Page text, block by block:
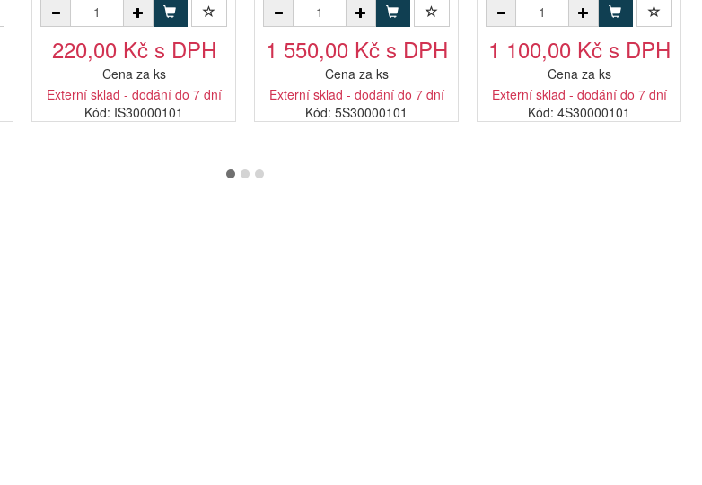
220,00 Kč s DPH
Cena za ks
Externí sklad - dodání do 7 dní
Kód: IS30000101
1 550,00 Kč s DPH
Cena za ks
Externí sklad - dodání do 7 dní
Kód: 5S30000101
1 100,00 Kč s DPH
Cena za ks
Externí sklad - dodání do 7 dní
Kód: 4S30000101